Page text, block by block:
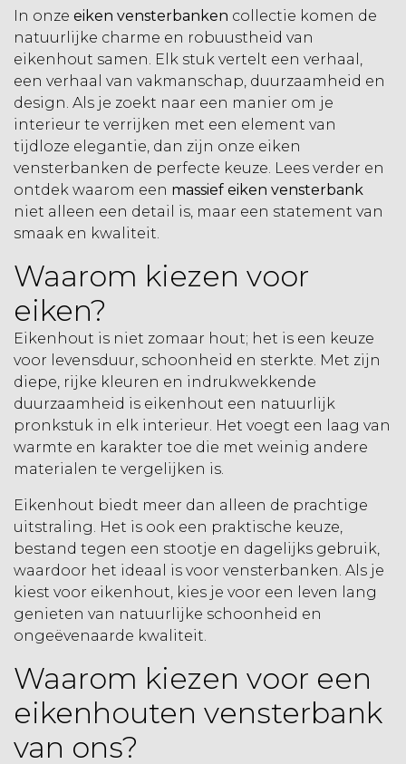
In onze eiken vensterbanken collectie komen de
natuurlijke charme en robuustheid van
eikenhout samen. Elk stuk vertelt een verhaal,
een verhaal van vakmanschap, duurzaamheid en
design. Als je zoekt naar een manier om je
interieur te verrijken met een element van
tijdloze elegantie, dan zijn onze eiken
vensterbanken de perfecte keuze. Lees verder en
ontdek waarom een massief eiken vensterbank
niet alleen een detail is, maar een statement van
smaak en kwaliteit.
Waarom kiezen voor
eiken?
Eikenhout is niet zomaar hout; het is een keuze
voor levensduur, schoonheid en sterkte. Met zijn
diepe, rijke kleuren en indrukwekkende
duurzaamheid is eikenhout een natuurlijk
pronkstuk in elk interieur. Het voegt een laag van
warmte en karakter toe die met weinig andere
materialen te vergelijken is.
Eikenhout biedt meer dan alleen de prachtige
uitstraling. Het is ook een praktische keuze,
bestand tegen een stootje en dagelijks gebruik,
waardoor het ideaal is voor vensterbanken. Als je
kiest voor eikenhout, kies je voor een leven lang
genieten van natuurlijke schoonheid en
ongeëvenaarde kwaliteit.
Waarom kiezen voor een
eikenhouten vensterbank
van ons?